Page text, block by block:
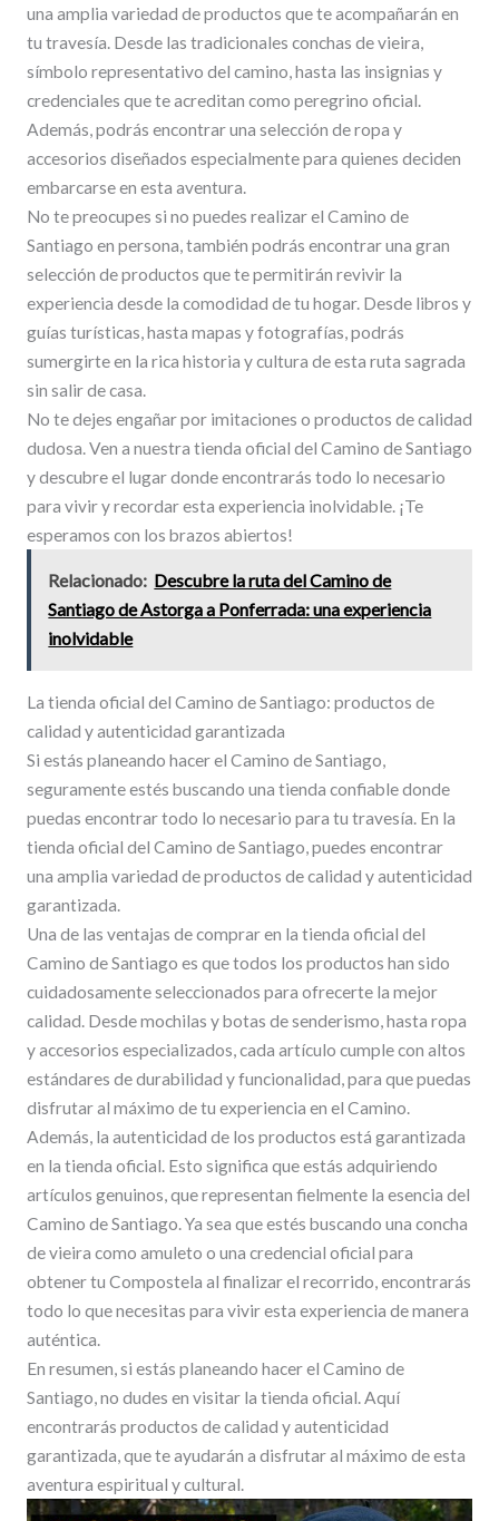
una amplia variedad de productos que te acompañarán en
tu travesía. Desde las tradicionales conchas de vieira,
símbolo representativo del camino, hasta las insignias y
credenciales que te acreditan como peregrino oficial.
Además, podrás encontrar una selección de ropa y
accesorios diseñados especialmente para quienes deciden
embarcarse en esta aventura.
No te preocupes si no puedes realizar el Camino de
Santiago en persona, también podrás encontrar una gran
selección de productos que te permitirán revivir la
experiencia desde la comodidad de tu hogar. Desde libros y
guías turísticas, hasta mapas y fotografías, podrás
sumergirte en la rica historia y cultura de esta ruta sagrada
sin salir de casa.
No te dejes engañar por imitaciones o productos de calidad
dudosa. Ven a nuestra tienda oficial del Camino de Santiago
y descubre el lugar donde encontrarás todo lo necesario
para vivir y recordar esta experiencia inolvidable. ¡Te
esperamos con los brazos abiertos!
Relacionado: Descubre la ruta del Camino de
Santiago de Astorga a Ponferrada: una experiencia
inolvidable
La tienda oficial del Camino de Santiago: productos de
calidad y autenticidad garantizada
Si estás planeando hacer el Camino de Santiago,
seguramente estés buscando una tienda confiable donde
puedas encontrar todo lo necesario para tu travesía. En la
tienda oficial del Camino de Santiago, puedes encontrar
una amplia variedad de productos de calidad y autenticidad
garantizada.
Una de las ventajas de comprar en la tienda oficial del
Camino de Santiago es que todos los productos han sido
cuidadosamente seleccionados para ofrecerte la mejor
calidad. Desde mochilas y botas de senderismo, hasta ropa
y accesorios especializados, cada artículo cumple con altos
estándares de durabilidad y funcionalidad, para que puedas
disfrutar al máximo de tu experiencia en el Camino.
Además, la autenticidad de los productos está garantizada
en la tienda oficial. Esto significa que estás adquiriendo
artículos genuinos, que representan fielmente la esencia del
Camino de Santiago. Ya sea que estés buscando una concha
de vieira como amuleto o una credencial oficial para
obtener tu Compostela al finalizar el recorrido, encontrarás
todo lo que necesitas para vivir esta experiencia de manera
auténtica.
En resumen, si estás planeando hacer el Camino de
Santiago, no dudes en visitar la tienda oficial. Aquí
encontrarás productos de calidad y autenticidad
garantizada, que te ayudarán a disfrutar al máximo de esta
aventura espiritual y cultural.